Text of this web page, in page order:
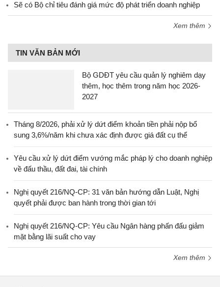
Sẽ có Bộ chỉ tiêu đánh giá mức độ phát triển doanh nghiệp
Xem thêm
TIN VĂN BẢN MỚI
Bộ GDĐT yêu cầu quản lý nghiêm dạy
thêm, học thêm trong năm học 2026-
2027
Tháng 8/2026, phải xử lý dứt điểm khoản tiền phải nộp bổ
sung 3,6%/năm khi chưa xác định được giá đất cụ thể
Yêu cầu xử lý dứt điểm vướng mắc pháp lý cho doanh nghiệp
về đấu thầu, đất đai, tài chính
Nghị quyết 216/NQ-CP: 31 văn bản hướng dẫn Luật, Nghị
quyết phải được ban hành trong thời gian tới
Nghị quyết 216/NQ-CP: Yêu cầu Ngân hàng phấn đấu giảm
mặt bằng lãi suất cho vay
Xem thêm